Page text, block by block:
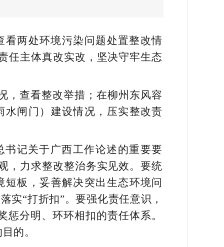
两处环境污染问题处置整改情
任主体真改实改，坚决守牢生态
，查看整改举措；在柳州东风容
闸门）建设情况，压实整改责
记关于广西工作论述的重要要
，力求整改整治务实见效。要统
板，妥善解决突出生态环境问
实“打折扣”。要强化责任意识，
分明、环环相扣的责任体系。
的。